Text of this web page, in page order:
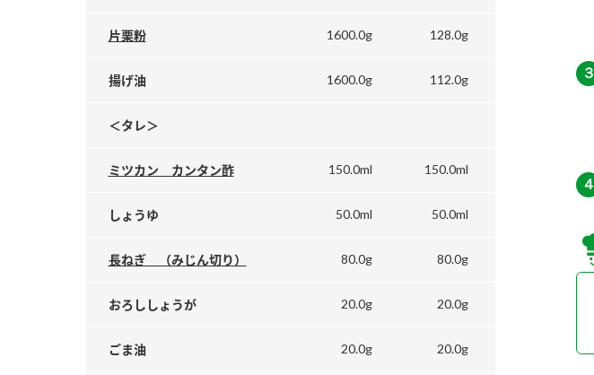
片栗粉 1600.0g 128.0g
揚げ油 1600.0g 112.0g
＜タレ＞
ミツカン カンタン酢 150.0ml 150.0ml
しょうゆ 50.0ml 50.0ml
長ねぎ （みじん切り） 80.0g 80.0g
おろししょうが 20.0g 20.0g
ごま油 20.0g 20.0g
３
４